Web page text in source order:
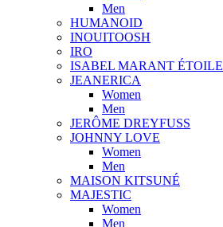
Men
HUMANOID
INOUITOOSH
IRO
ISABEL MARANT ÉTOILE
JEANERICA
Women
Men
JERÔME DREYFUSS
JOHNNY LOVE
Women
Men
MAISON KITSUNÉ
MAJESTIC
Women
Men